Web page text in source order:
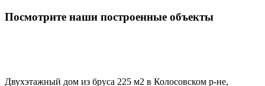
Посмотрите наши построенные объекты
Двухэтажный дом из бруса 225 м2 в Колосовском р-не,